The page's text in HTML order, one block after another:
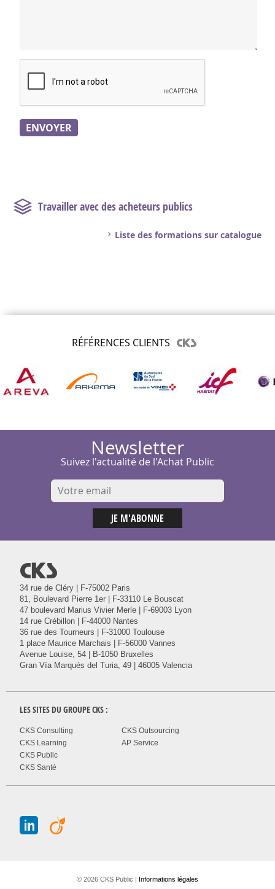
Travailler avec des acheteurs publics
Liste des formations sur catalogue
RÉFÉRENCES CLIENTS
Newsletter
Suivez l'actualité de l'Achat Public
@
34 rue de Cléry | F-75002 Paris
81, Boulevard Pierre 1er | F-33110 Le Bouscat
47 boulevard Marius Vivier Merle | F-69003 Lyon
14 rue Crébillon | F-44000 Nantes
36 rue des Tourneurs | F-31000 Toulouse
1 place Maurice Marchais | F-56000 Vannes
Avenue Louise, 54 | B-1050 Bruxelles
Gran Vía Marqués del Turia, 49 | 46005 Valencia
LES SITES DU GROUPECKS :
CKS Consulting
CKS Learning
CKS Public
CKS Santé
CKS Outsourcing
AP Service
J A
© 2026 CKS Public | Informations légales